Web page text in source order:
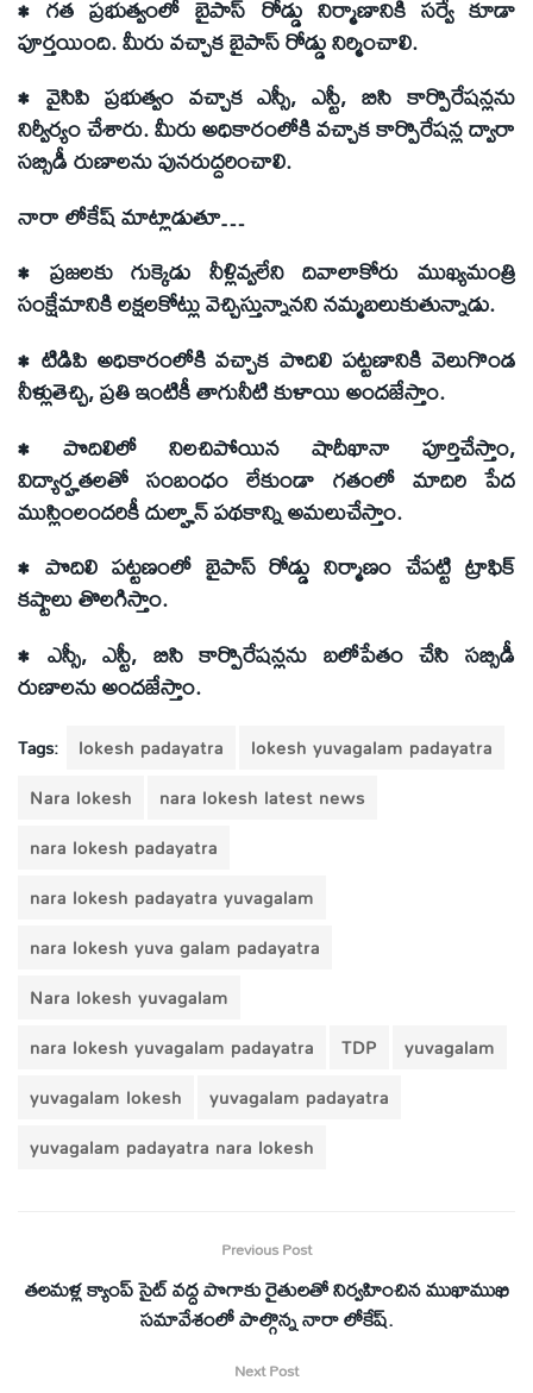
• గత ప్రభుత్వంలో బైపాస్ రోడ్డు నిర్మాణానికి సర్వే కూడా
పూర్తయింది. మీరు వచ్చాక బైపాస్ రోడ్డు నిర్మించాలి.
• వైసిపి ప్రభుత్వం వచ్చాక ఎస్సీ, ఎస్టీ, బిసి కార్పొరేషన్లను
నిర్వీర్యం చేశారు. మీరు అధికారంలోకి వచ్చాక కార్పొరేషన్ల ద్వారా
సబ్సిడీ రుణాలను పునరుద్దరించాలి.
నారా లోకేష్ మాట్లాడుతూ…
• ప్రజలకు గుక్కెడు నీళ్లివ్వలేని దివాలాకోరు ముఖ్యమంత్రి
సంక్షేమానికి లక్షలకోట్లు వెచ్చిస్తున్నానని నమ్మబలుకుతున్నాడు.
• టిడిపి అధికారంలోకి వచ్చాక పొదిలి పట్టణానికి వెలుగొండ
నీళ్లుతెచ్చి, ప్రతి ఇంటికీ తాగునీటి కుళాయి అందజేస్తాం.
• పొదిలిలో నిలచిపోయిన షాదీఖానా పూర్తిచేస్తాం,
విద్యార్హతలతో సంబంధం లేకుండా గతంలో మాదిరి పేద
ముస్లింలందరికీ దుల్హాన్ పథకాన్ని అమలుచేస్తాం.
• పొదిలి పట్టణంలో బైపాస్ రోడ్డు నిర్మాణం చేపట్టి ట్రాఫిక్
కష్టాలు తొలగిస్తాం.
• ఎస్సీ, ఎస్టీ, బిసి కార్పొరేషన్లను బలోపేతం చేసి సబ్సిడీ
రుణాలను అందజేస్తాం.
Tags: lokesh padayatra
lokesh yuvagalam padayatra
Nara lokesh
nara lokesh latest news
nara lokesh padayatra
nara lokesh padayatra yuvagalam
nara lokesh yuva galam padayatra
Nara lokesh yuvagalam
nara lokesh yuvagalam padayatra
TDP
yuvagalam
yuvagalam lokesh
yuvagalam padayatra
yuvagalam padayatra nara lokesh
Previous Post
తలమళ్ల క్యాంప్ సైట్ వద్ద పొగాకు రైతులతో నిర్వహించిన ముఖాముఖి
సమావేశంలో పాల్గొన్న నారా లోకేష్.
Next Post